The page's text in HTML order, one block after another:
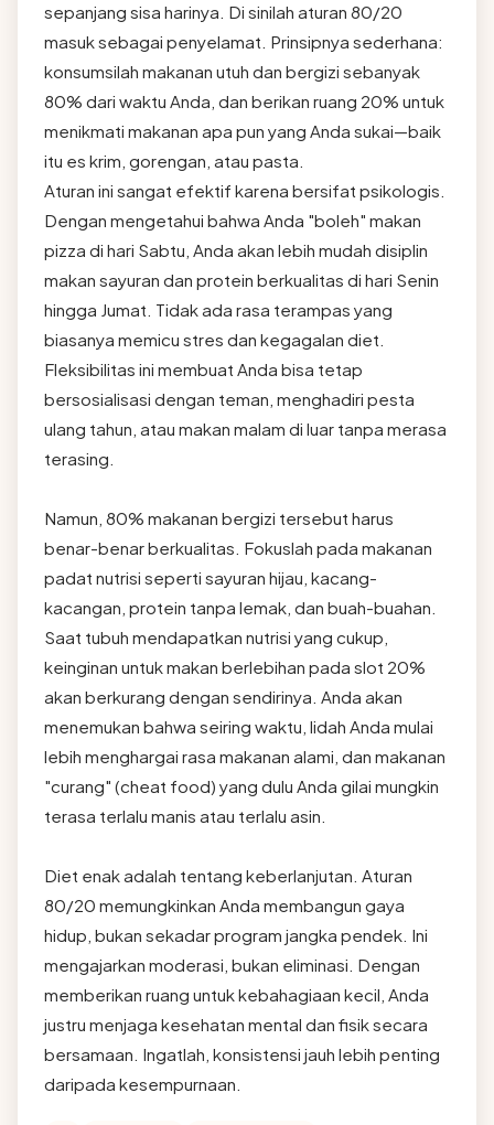
sepanjang sisa harinya. Di sinilah aturan 80/20
masuk sebagai penyelamat. Prinsipnya sederhana:
konsumsilah makanan utuh dan bergizi sebanyak
80% dari waktu Anda, dan berikan ruang 20% untuk
menikmati makanan apa pun yang Anda sukai—baik
itu es krim, gorengan, atau pasta.
Aturan ini sangat efektif karena bersifat psikologis.
Dengan mengetahui bahwa Anda "boleh" makan
pizza di hari Sabtu, Anda akan lebih mudah disiplin
makan sayuran dan protein berkualitas di hari Senin
hingga Jumat. Tidak ada rasa terampas yang
biasanya memicu stres dan kegagalan diet.
Fleksibilitas ini membuat Anda bisa tetap
bersosialisasi dengan teman, menghadiri pesta
ulang tahun, atau makan malam di luar tanpa merasa
terasing.
Namun, 80% makanan bergizi tersebut harus
benar-benar berkualitas. Fokuslah pada makanan
padat nutrisi seperti sayuran hijau, kacang-
kacangan, protein tanpa lemak, dan buah-buahan.
Saat tubuh mendapatkan nutrisi yang cukup,
keinginan untuk makan berlebihan pada slot 20%
akan berkurang dengan sendirinya. Anda akan
menemukan bahwa seiring waktu, lidah Anda mulai
lebih menghargai rasa makanan alami, dan makanan
"curang" (cheat food) yang dulu Anda gilai mungkin
terasa terlalu manis atau terlalu asin.
Diet enak adalah tentang keberlanjutan. Aturan
80/20 memungkinkan Anda membangun gaya
hidup, bukan sekadar program jangka pendek. Ini
mengajarkan moderasi, bukan eliminasi. Dengan
memberikan ruang untuk kebahagiaan kecil, Anda
justru menjaga kesehatan mental dan fisik secara
bersamaan. Ingatlah, konsistensi jauh lebih penting
daripada kesempurnaan.